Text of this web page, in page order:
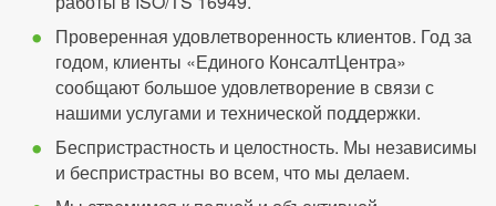
Проверенная удовлетворенность клиентов. Год за
годом, клиенты «Единого КонсалтЦентра»
сообщают большое удовлетворение в связи с
нашими услугами и технической поддержки.
Беспристрастность и целостность. Мы независимы
и беспристрастны во всем, что мы делаем.